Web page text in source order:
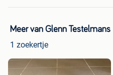
Meer van Glenn Testelmans
1 zoekertje